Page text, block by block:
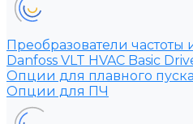
Преобразователи частоты
Danfoss VLT HVAC Basic
Опции для плавного пуска
Опции для ПЧ